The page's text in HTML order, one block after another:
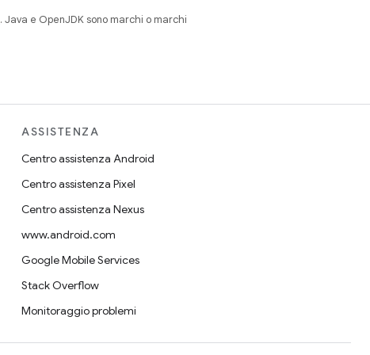
. Java e OpenJDK sono marchi o marchi
ASSISTENZA
Centro assistenza Android
Centro assistenza Pixel
Centro assistenza Nexus
www.android.com
Google Mobile Services
Stack Overflow
Monitoraggio problemi